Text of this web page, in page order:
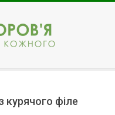
курячого філе